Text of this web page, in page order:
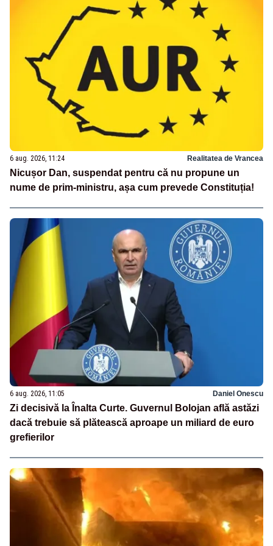
6 aug. 2026, 11:24 Realitatea de Vrancea
Nicușor Dan, suspendat pentru că nu propune un
nume de prim-ministru, așa cum prevede Constituția!
6 aug. 2026, 11:05 Daniel Onescu
Zi decisivă la Înalta Curte. Guvernul Bolojan află astăzi
dacă trebuie să plătească aproape un miliard de euro
grefierilor